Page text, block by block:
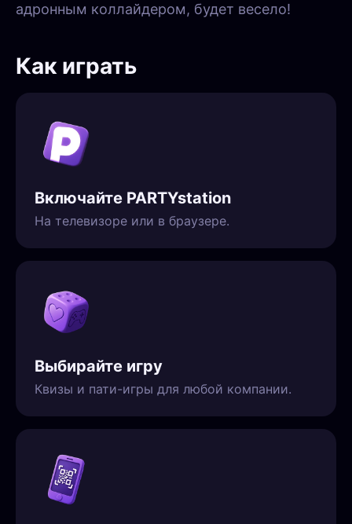
адронным коллайдером, будет весело!
Как играть
Включайте PARTYstation
На телевизоре или в браузере.
Выбирайте игру
Квизы и пати-игры для любой компании.